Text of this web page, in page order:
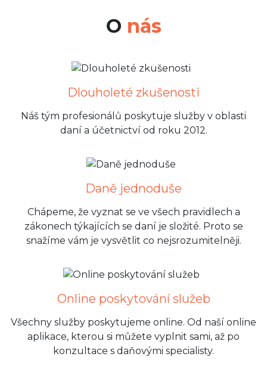
O nás
Dlouholeté zkušenosti
Náš tým profesionálů poskytuje služby v oblasti
daní a účetnictví od roku 2012.
Daně jednoduše
Chápeme, že vyznat se ve všech pravidlech a
zákonech týkajících se daní je složité. Proto se
snažíme vám je vysvětlit co nejsrozumitelněji.
Online poskytování služeb
Všechny služby poskytujeme online. Od naší online
aplikace, kterou si můžete vyplnit sami, až po
konzultace s daňovými specialisty.